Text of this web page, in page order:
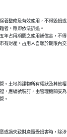
養整修及有效使用，不得毀損或
者，應即依法訴追。
年占用期間之使用補償金，不得
有財產，占用人自願於期限內交
。土地與建物所有權狀及其他權
，應編號裝訂，由管理機關妥為
。
或過失致財產遭受損害時，除涉